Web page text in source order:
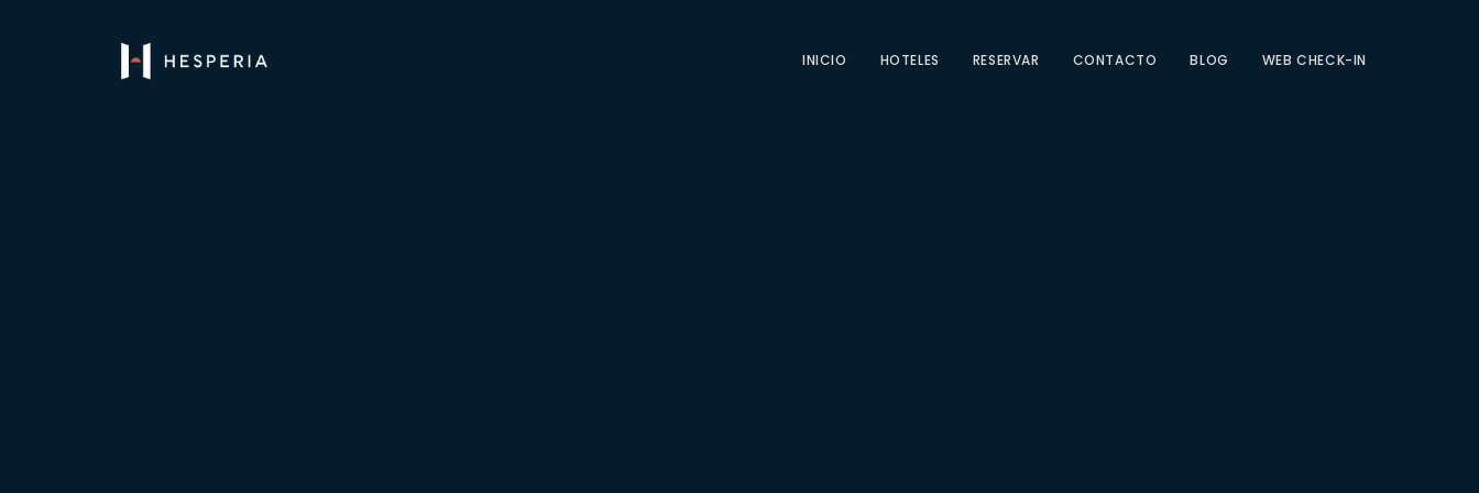
INICIO HOTELES RESERVAR CONTACTO BLOG WEB CHECK-IN